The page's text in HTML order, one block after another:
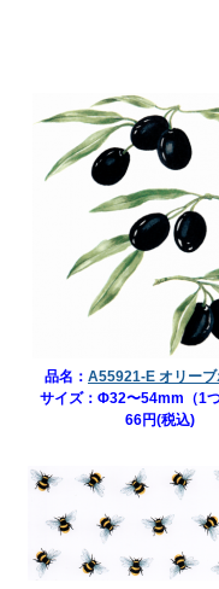
品名： A55921-E オリー
サイズ：Φ32〜54mm（1つ
66円(税込)